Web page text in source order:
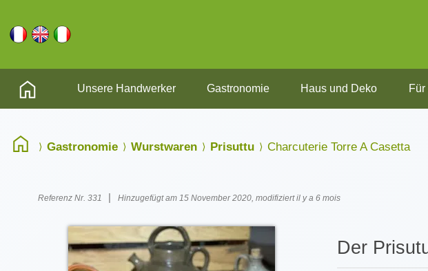
Unsere Handwerker Gastronomie Haus und Deko Für
Gastronomie Wurstwaren Prisuttu Charcuterie Torre A Casetta
Referenz Nr. 331 | Hinzugefügt am 15 November 2020, modifiziert il y a 6 mois
Der